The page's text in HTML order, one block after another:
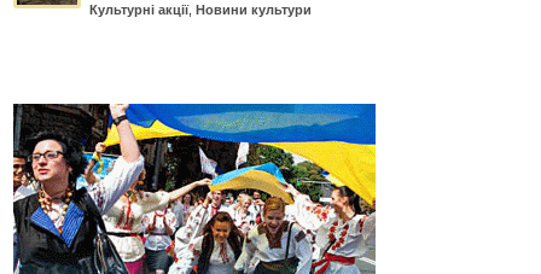
Культурні акції,Новини культури